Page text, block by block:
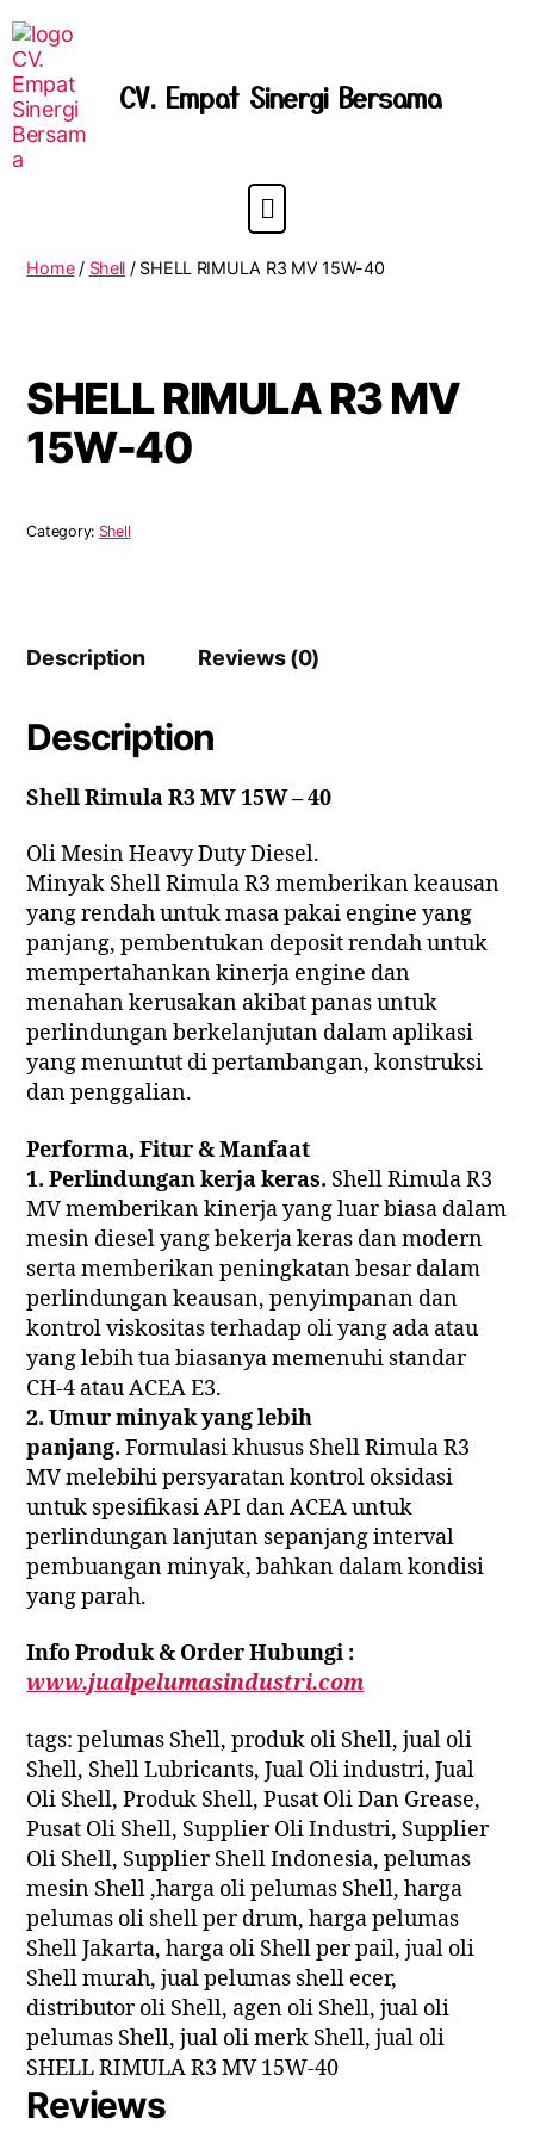
CV. Empat Sinergi Bersama
Home/ Shell / SHELL RIMULA R3 MV 15W-40
SHELL RIMULA R3 MV
15W-40
Category: Shell
Description Reviews (0)
Description
Shell Rimula R3 MV 15W – 40
Oli Mesin Heavy Duty Diesel.
Minyak Shell Rimula R3 memberikan keausan
yang rendah untuk masa pakai engine yang
panjang, pembentukan deposit rendah untuk
mempertahankan kinerja engine dan
menahan kerusakan akibat panas untuk
perlindungan berkelanjutan dalam aplikasi
yang menuntut di pertambangan, konstruksi
dan penggalian.
Performa, Fitur & Manfaat
1. Perlindungan kerja keras. Shell Rimula R3
MV memberikan kinerja yang luar biasa dalam
mesin diesel yang bekerja keras dan modern
serta memberikan peningkatan besar dalam
perlindungan keausan, penyimpanan dan
kontrol viskositas terhadap oli yang ada atau
yang lebih tua biasanya memenuhi standar
CH-4 atau ACEA E3.
2. Umur minyak yang lebih
panjang. Formulasi khusus Shell Rimula R3
MV melebihi persyaratan kontrol oksidasi
untuk spesifikasi API dan ACEA untuk
perlindungan lanjutan sepanjang interval
pembuangan minyak, bahkan dalam kondisi
yang parah.
Info Produk & Order Hubungi :
www.jualpelumasindustri.com
tags: pelumas Shell, produk oli Shell, jual oli
Shell, Shell Lubricants, Jual Oli industri, Jual
Oli Shell, Produk Shell, Pusat Oli Dan Grease,
Pusat Oli Shell, Supplier Oli Industri, Supplier
Oli Shell, Supplier Shell Indonesia, pelumas
mesin Shell ,harga oli pelumas Shell, harga
pelumas oli shell per drum, harga pelumas
Shell Jakarta, harga oli Shell per pail, jual oli
Shell murah, jual pelumas shell ecer,
distributor oli Shell, agen oli Shell, jual oli
pelumas Shell, jual oli merk Shell, jual oli
SHELL RIMULA R3 MV 15W-40
Reviews